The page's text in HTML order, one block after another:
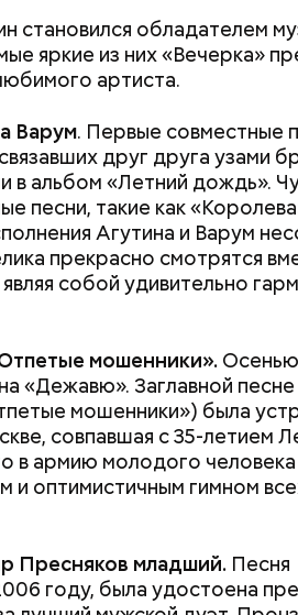
становился обладателем
яркие из них «Вечерка»
артиста.
Варум. Первые совместные
друг друга узами
в альбом «Летний дождь».
песни, такие как
Агутина и Варум
прекрасно смотрятся
собой удивительно
мошенники».
«Дежавю». Заглавной песне
мошенники») была
совпавшая с 35-летием
в армию молодого
и оптимистичным гимном
Пресняков младший. Песня
году, была удостоена
паломничество в
путников молитвой
дома и
Как получить
рублей от
трудной
претендовать